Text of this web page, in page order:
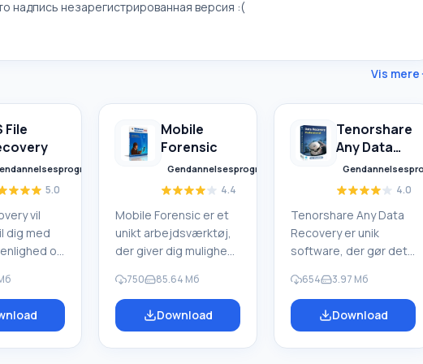
надпись незарегистрированная версия :(
Vis mere
File
5.0
vil
dig med
og
arbejder
dens
Mobile
Forensic
Gendannelsesprogrammer
4.4
Mobile Forensic er et
unikt arbejdsværktøj,
der giver dig mulighed
grundig undersøgelse
af enhver mobilenhed.
Med dette program
750 85.64 Мб
Download
Tenorshare
Any Data
Recovery
4.0
Tenorshare Any Data
Recovery er unik
software, der gør det
gendanne slettede
data. Applikationen kan
gendanne filer fra
654 3.97 Мб
Download